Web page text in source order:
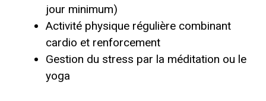
jour minimum)
Activité physique régulière combinant
cardio et renforcement
Gestion du stress par la méditation ou le
yoga